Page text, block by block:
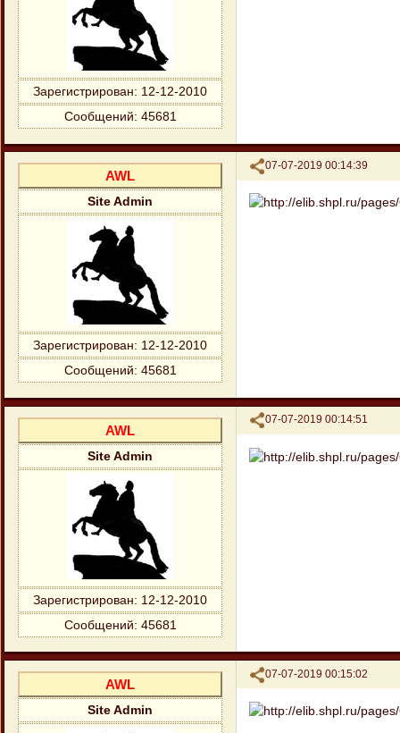
Зарегистрирован: 12-12-2010
Сообщений: 45681
Поделиться
07-07-2019 00:14:39
AWL
Site Admin
Зарегистрирован: 12-12-2010
Сообщений: 45681
Поделиться
07-07-2019 00:14:51
AWL
Site Admin
Зарегистрирован: 12-12-2010
Сообщений: 45681
Поделиться
07-07-2019 00:15:02
AWL
Site Admin